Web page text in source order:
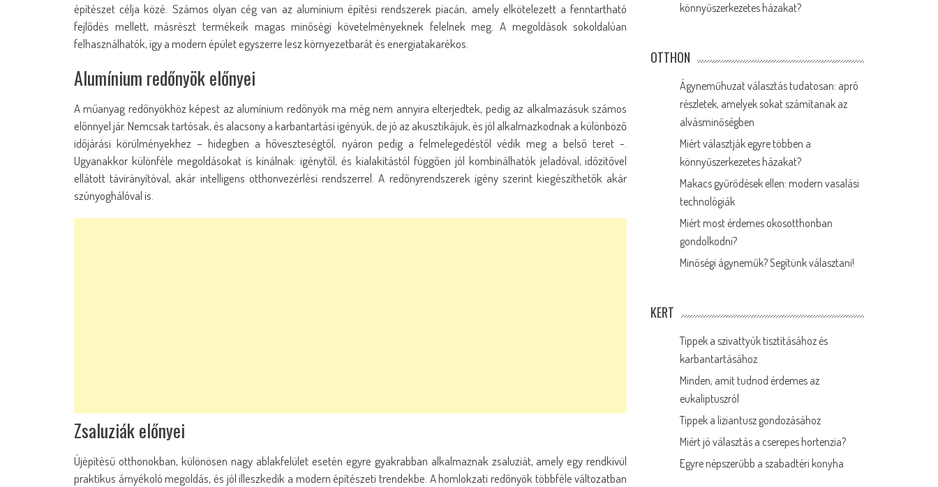
építészet célja közé. Számos olyan cég van az alumínium építési rendszerek piacán, amely elkötelezett a fenntartható
fejlődés mellett, másrészt termékeik magas minőségi követelményeknek felelnek meg. A megoldások sokoldalúan
felhasználhatók, így a modern épület egyszerre lesz környezetbarát és energiatakarékos.
Alumínium redőnyök előnyei
A műanyag redőnyökhöz képest az alumínium redőnyök ma még nem annyira elterjedtek, pedig az alkalmazásuk számos
előnnyel jár. Nemcsak tartósak, és alacsony a karbantartási igényük, de jó az akusztikájuk, és jól alkalmazkodnak a különböző
időjárási körülményekhez – hidegben a hőveszteségtől, nyáron pedig a felmelegedéstől védik meg a belső teret -.
Ugyanakkor különféle megoldásokat is kínálnak: igénytől, és kialakítástól függően jól kombinálhatók jeladóval, időzítővel
ellátott távirányítóval, akár intelligens otthonvezérlési rendszerrel. A redőnyrendszerek igény szerint kiegészíthetők akár
szúnyoghálóval is.
Zsaluziák előnyei
Újépítésű otthonokban, különösen nagy ablakfelület esetén egyre gyakrabban alkalmaznak zsaluziát, amely egy rendkívül
praktikus árnyékoló megoldás, és jól illeszkedik a modern építészeti trendekbe. A homlokzati redőnyök többféle változatban
könnyűszerkezetes házakat?
OTTHON
Ágyneműhuzat választás tudatosan: apró
részletek, amelyek sokat számítanak az
alvásminőségben
Miért választják egyre többen a
könnyűszerkezetes házakat?
Makacs gyűrődések ellen: modern vasalási
technológiák
Miért most érdemes okosotthonban
gondolkodni?
Minőségi ágyneműk? Segítünk választani!
KERT
Tippek a szivattyúk tisztításához és
karbantartásához
Minden, amit tudnod érdemes az
eukaliptuszról
Tippek a liziantusz gondozásához
Miért jó választás a cserepes hortenzia?
Egyre népszerűbb a szabadtéri konyha